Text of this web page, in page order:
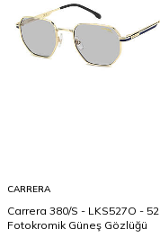
CARRERA
Carrera 380/S - LKS527O - 52
Fotokromik Güneş Gözlüğü